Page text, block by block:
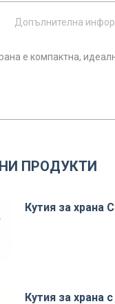
Допълнителна
е компактна,
ПРОДУКТИ
Кутия за храна
Кутия за храна